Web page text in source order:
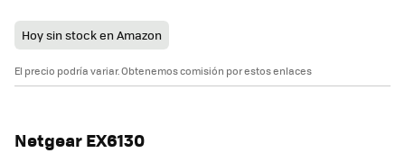
Hoy sin stock en Amazon
El precio podría variar. Obtenemos comisión por estos enlaces
Netgear EX6130